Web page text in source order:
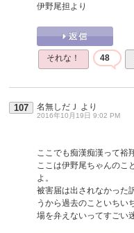
伊野尾担より
それな！ 48
107 名無しだＪ より
2016年10月19日 9:02 PM
ここでも痴漢痴漢って裕
ここは伊野尾ちゃんのこ
よ。
被害届は出されなかった
うから過去のこといちい
場を弁えないってすごい